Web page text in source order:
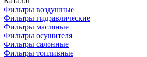
Фильтры воздушные
Фильтры гидравлические
Фильтры масляные
Фильтры осушителя
Фильтры салонные
Фильтры топливные